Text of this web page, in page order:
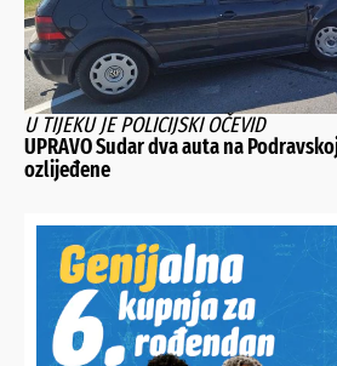
U TIJEKU JE POLICIJSKI OČEVID
UPRAVO Sudar dva auta na
ozlijeđene